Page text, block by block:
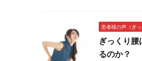
患者様の声（ぎっ
ぎっくり
るのか？